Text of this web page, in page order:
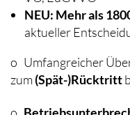
NEU: Mehr als
aktueller
o Umfangreicher
zum(Spät-)Rücktritt